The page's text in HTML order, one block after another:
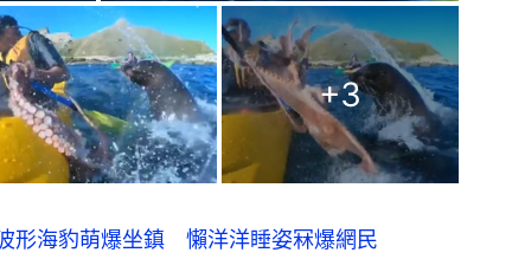
+3
形海豹萌爆坐鎮 懶洋洋睡姿冧爆網民